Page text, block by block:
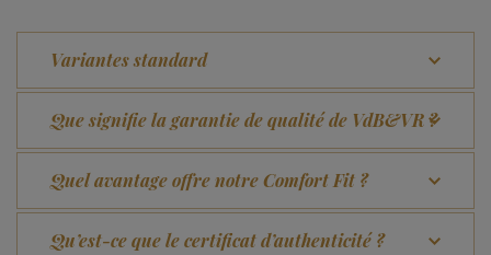
Variantes standard
Que signifie la garantie de qualité de VdB&VR ?
Quel avantage offre notre Comfort Fit ?
Qu’est-ce que le certificat d’authenticité ?